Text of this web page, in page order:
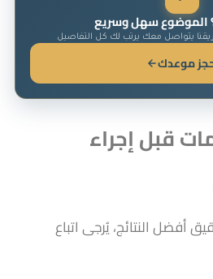
الموضوع سهل وسريع
يتواصل معك يرتب لك كل التفاصيل
موعدك
قبل إجراء
أفضل النتائج، يُرجى اتباع